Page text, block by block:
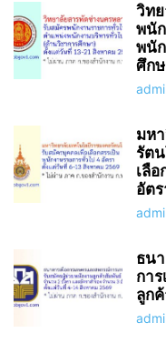
วิท
พนั
พนั
ศึก
มห
รัต
เลื
อัตร
ธน
กา
ลูก